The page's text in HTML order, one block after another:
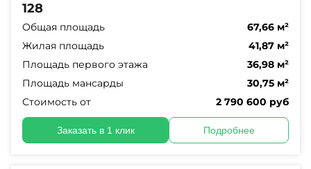
128
Общая площадь
67,66 м²
Жилая площадь
41,87 м²
Площадь первого этажа
36,98 м²
Площадь мансарды
30,75 м²
Стоимость от
2 790 600 руб
Заказать в 1 клик Подробнее